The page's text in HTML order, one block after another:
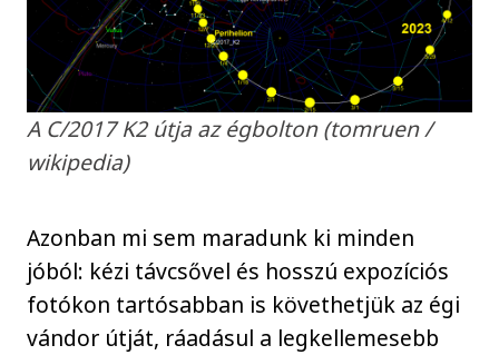
A C/2017 K2 útja az égbolton (tomruen /
wikipedia)
Azonban mi sem maradunk ki minden
jóból: kézi távcsővel és hosszú expozíciós
fotókon tartósabban is követhetjük az égi
vándor útját, ráadásul a legkellemesebb